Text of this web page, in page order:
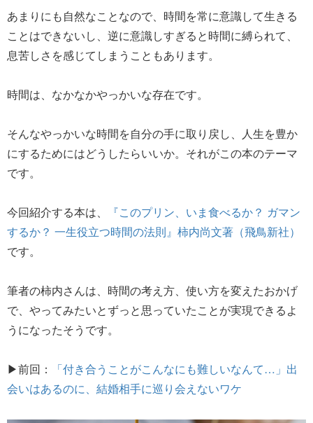
あまりにも自然なことなので、時間を常に意識して生きる
ことはできないし、逆に意識しすぎると時間に縛られて、
息苦しさを感じてしまうこともあります。
時間は、なかなかやっかいな存在です。
そんなやっかいな時間を自分の手に取り戻し、人生を豊か
にするためにはどうしたらいいか。それがこの本のテーマ
です。
今回紹介する本は、
『このプリン、いま食べるか？ ガマン
するか？ 一生役立つ時間の法則』柿内尚文著（飛鳥新社）
です。
筆者の柿内さんは、時間の考え方、使い方を変えたおかげ
で、やってみたいとずっと思っていたことが実現できるよ
うになったそうです。
▶前回：
「付き合うことがこんなにも難しいなんて…」出
会いはあるのに、結婚相手に巡り会えないワケ